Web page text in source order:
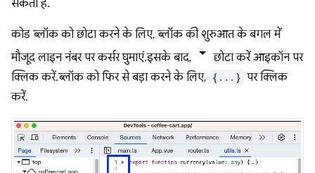
सकता है.
कोड ब्लॉक को छोटा करने के लिए, ब्लॉक की शुरुआत के बगल में
मौजूद लाइन नंबर पर कर्सर घुमाएं. इसके बाद,
छोटा करें आइकॉन पर
क्लिक करें. ब्लॉक को फिर से बड़ा करने के लिए, {...} पर क्लिक
करें.